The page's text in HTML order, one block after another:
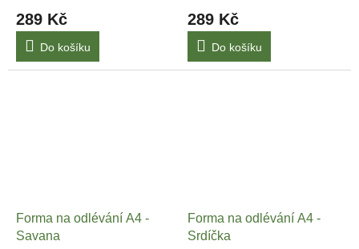
289 Kč
Do košíku
289 Kč
Do košíku
Forma na odlévání A4 -
Savana
Forma na odlévání A4 -
Srdíčka